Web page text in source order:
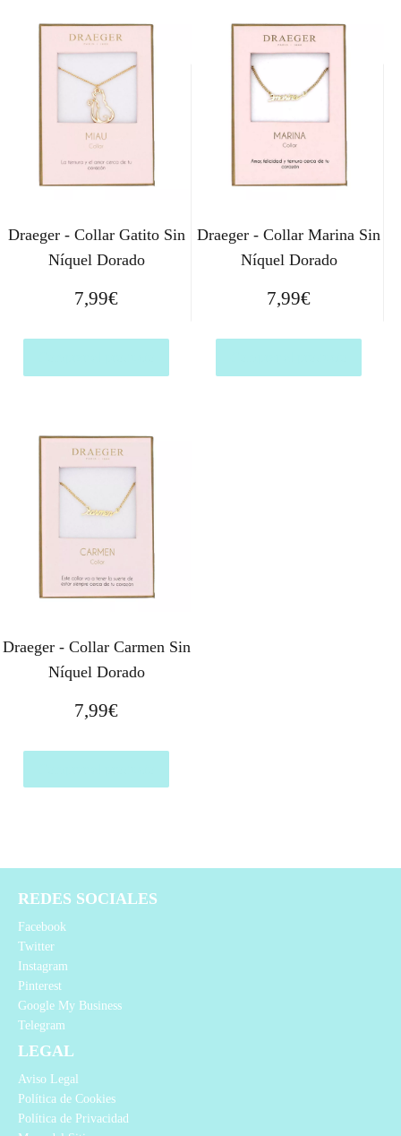
Draeger - Collar Gatito Sin
Níquel Dorado
7,99€
Draeger - Collar Marina Sin
Níquel Dorado
7,99€
Draeger - Collar Carmen Sin
Níquel Dorado
7,99€
REDES SOCIALES
Facebook
Twitter
Instagram
Pinterest
Google My Business
Telegram
LEGAL
Aviso Legal
Política de Cookies
Política de Privacidad